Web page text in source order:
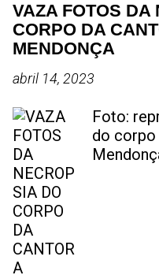
VAZA FOTOS DA
CORPO DA
MENDONÇA
abril 14, 2023
Foto:
do corpo
foram